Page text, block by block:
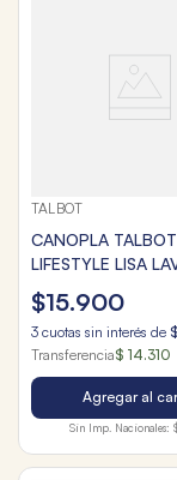
TALBOT
CANOPLA TALBOT
LIFESTYLE LISA
CIERRES
$15.900
3 cuotas sin interés de $
Transferencia$ 14.310
Agregar al
Sin Imp. Nacionales: